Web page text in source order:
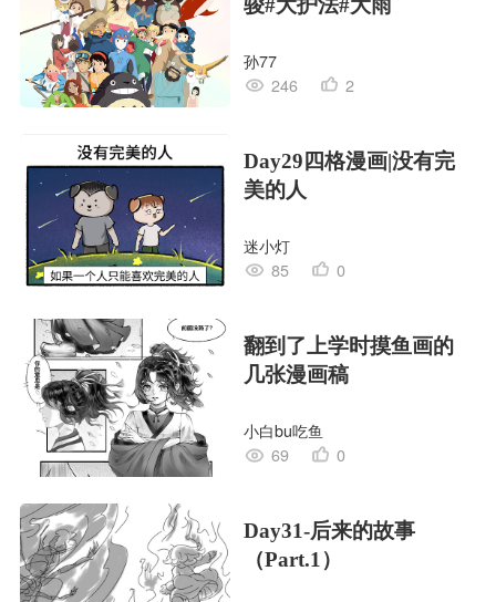
骏#大护法#大雨
孙77
246
2
Day29四格漫画|没有完
美的人
迷小灯
85
0
翻到了上学时摸鱼画的
几张漫画稿
小白bu吃鱼
69
0
Day31-后来的故事
（Part.1）